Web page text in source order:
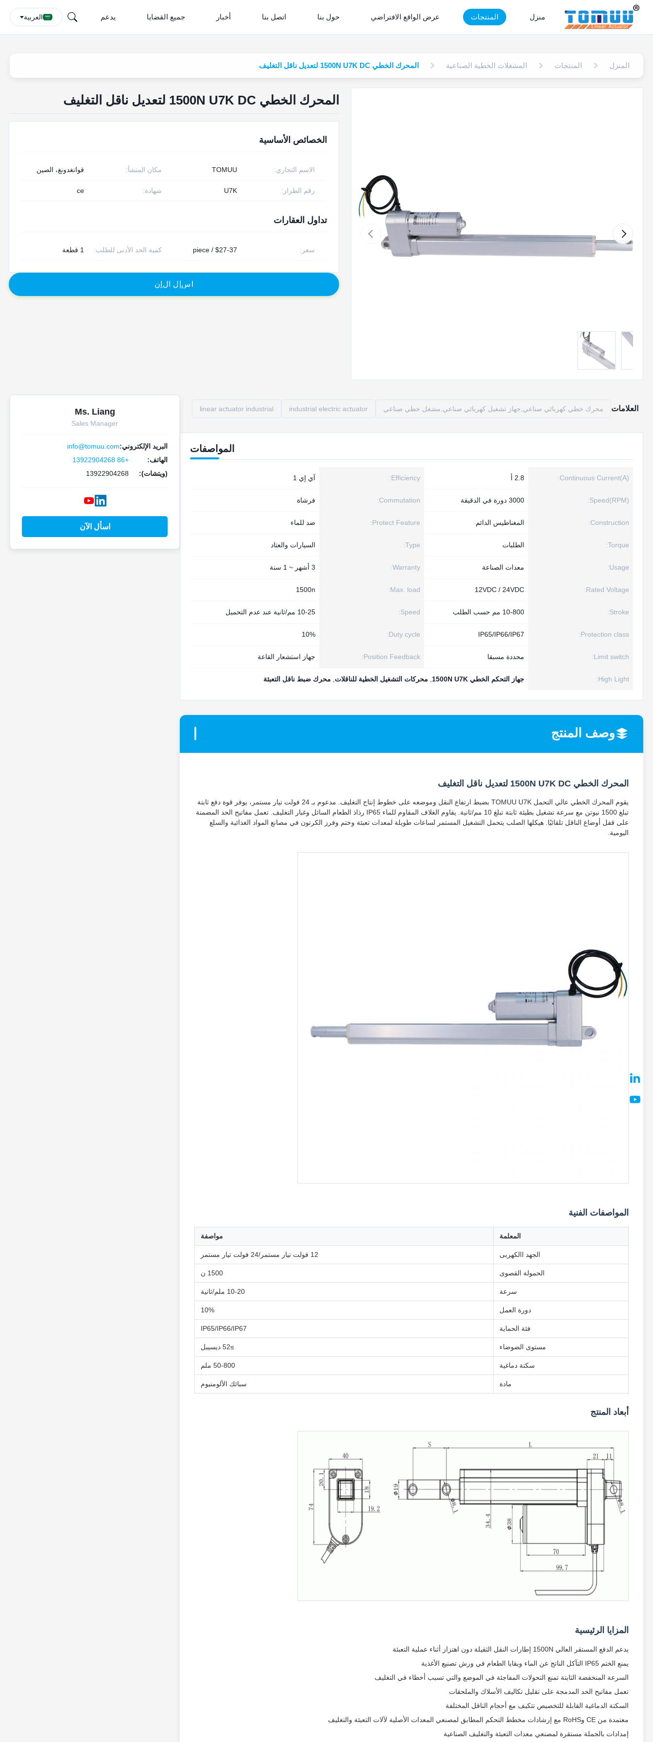
منزل المنتجات عرض الواقع الافتراضي حول بنا اتصل بنا أخبار جميع القضايا يدعم العربية
المنزل المنتجات المشغلات الخطية الصناعية المحرك الخطي 1500N U7K DC لتعديل ناقل التغليف
المحرك الخطي 1500N U7K DC لتعديل ناقل التغليف
الخصائص الأساسية
مكان المنشأ: قوانغدونغ، الصين الاسم التجاري: TOMUU
شهادة: ce رقم الطراز: U7K
تداول العقارات
كمية الحد الأدنى للطلب: 1 قطعة سعر: $27-37 / piece
س ل ل ن
العلامات محرك خطي كهربائي صناعي,جهاز تشغيل كهربائي صناعي,مشغل خطي صناعي industrial electric actuator
linear actuator industrial
المواصفات
Continuous Current(A): 2.8 أ Efficiency: آي إي 1
Speed(RPM): 3000 دورة في الدقيقة Commutation: فرشاة
Construction: المغناطيس الدائم Protect Feature: ضد للماء
Torque: الطلبات Type: السيارات والعتاد
Usage: معدات الصناعة Warranty: 3 أشهر ~ 1 سنة
Rated Voltage:
12VDC / 24VDC
Max. load:
1500n
Stroke: 10-800 مم حسب الطلب Speed: 10-25 مم/ثانية عند عدم التحميل
Protection class:
IP65/IP66/IP67
Duty cycle:
10%
Limit switch: محددة مسبقا Position Feedback: جهاز استشعار القاعة
High Light: جهاز التحكم الخطي 1500N U7K محركات التشغيل الخطية للناقلات محرك ضبط ناقل التعبئة
وصف المنتج
المحرك الخطي 1500N U7K DC لتعديل ناقل التغليف
يقوم المحرك الخطي عالي التحمل TOMUU U7K بضبط ارتفاع النقل وموضعه على خطوط إنتاج التغليف. مدعوم بـ 24 فولت تيار مستمر، يوفر قوة دفع ثابتة
تبلغ 1500 نيوتن مع سرعة تشغيل بطيئة ثابتة تبلغ 10 مم/ثانية. يقاوم الغلاف المقاوم للماء IP65 رذاذ الطعام السائل وغبار التغليف. تعمل مفاتيح الحد المضمنة
على قفل أوضاع الناقل تلقائيًا. هيكلها الصلب يتحمل التشغيل المستمر لساعات طويلة لمعدات تعبئة وختم وفرز الكرتون في مصانع المواد الغذائية والسلع
اليومية.
المواصفات الفنية
المعلمة مواصفة
الجهد االكهربى 12 فولت تيار مستمر/24 فولت تيار مستمر
الحمولة القصوى 1500 ن
سرعة 10-20 ملم/ثانية
دورة العمل 10%
فئة الحماية IP65/IP66/IP67
مستوى الضوضاء ≥52 ديسيبل
سكتة دماغية 50-800 ملم
مادة سبائك الألومنيوم
أبعاد المنتج
المزايا الرئيسية
يدعم الدفع المستقر العالي 1500N إطارات النقل الثقيلة دون اهتزاز أثناء عملية التعبئة
يمنع الختم IP65 التآكل الناتج عن الماء وبقايا الطعام في ورش تصنيع الأغذية
السرعة المنخفضة الثابتة تمنع التحولات المفاجئة في الموضع والتي تسبب أخطاء في التغليف
تعمل مفاتيح الحد المدمجة على تقليل تكاليف الأسلاك والملحقات
السكتة الدماغية القابلة للتخصيص تتكيف مع أحجام الناقل المختلفة
معتمدة من CE وRoHS مع إرشادات مخطط التحكم المطابق لمصنعي المعدات الأصلية لآلات التعبئة والتغليف
إمدادات بالجملة مستقرة لمصنعي معدات التعبئة والتغليف الصناعية
Ms. Liang
Sales Manager
البريد الإلكتروني:info@tomuu.com
الهاتف:
+86 13922904268
(ويتشات):
13922904268
اسأل الآن